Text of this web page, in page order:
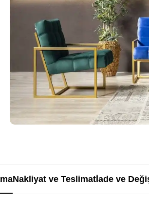
Nakliyat ve Teslimatİade ve